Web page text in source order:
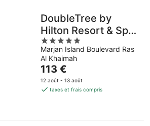
DoubleTree by
Hilton Resort & Spa
Marjan Island
5
out
of
5
Marjan Island Boulevard Ras
Al Khaimah
Le
prix
est
par
113 €
12 août - 13 août
taxes et frais compris